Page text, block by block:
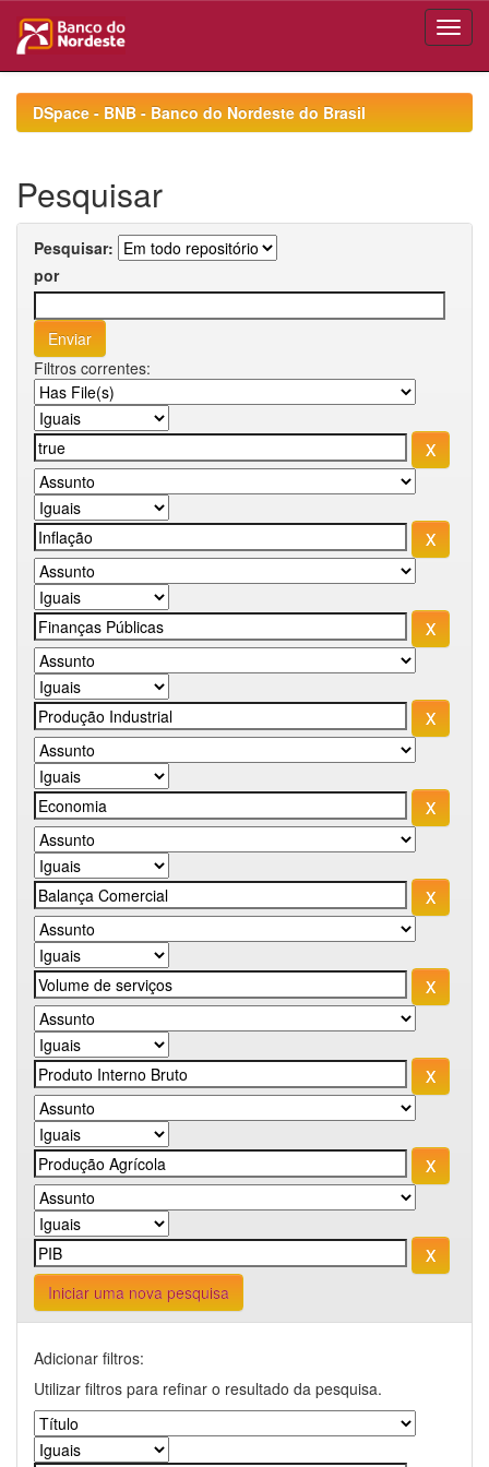
navigationDSpace - BNB - Banco do Nordeste do Brasil
Pesquisar
Pesquisar:
por
Filtros correntes:
Iniciar uma nova pesquisa
Adicionar filtros:
Utilizar filtros para refinar o resultado da pesquisa.